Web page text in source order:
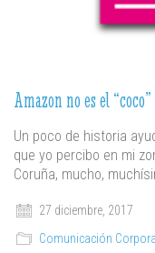
Amazon no es el “coco”
Un poco de historia
que yo percibo en mi
Coruña, mucho,
27 diciembre, 2017
Comunicación